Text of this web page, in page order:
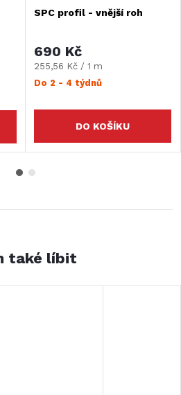
SPC profil - vnější roh
690 Kč
Měrná
cena:
255,56 Kč / 1 m
Do 2 - 4 týdnů
DO KOŠÍKU